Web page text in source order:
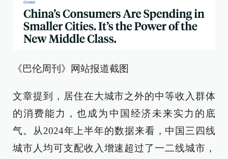
《巴伦周刊》网站报道截图
文章提到，居住在大城市之外的中等收入群体
的消费能力，也成为中国经济未来实力的底
气。从2024年上半年的数据来看，中国三四线
城市人均可支配收入增速超过了一二线城市，